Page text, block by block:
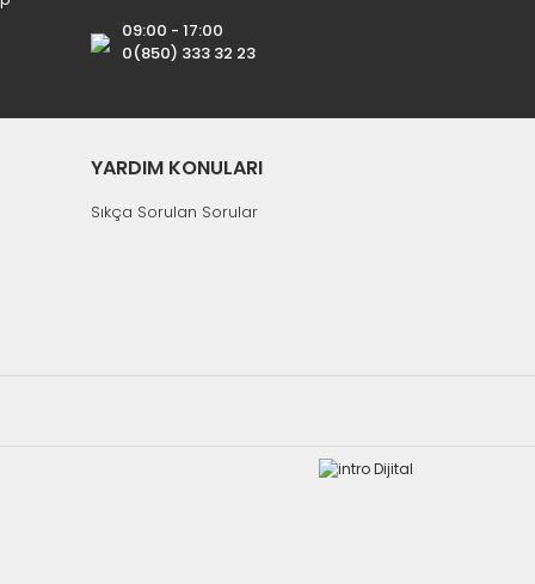
09:00 - 17:00
0(850) 333 32 23
YARDIM KONULARI
Sıkça Sorulan Sorular